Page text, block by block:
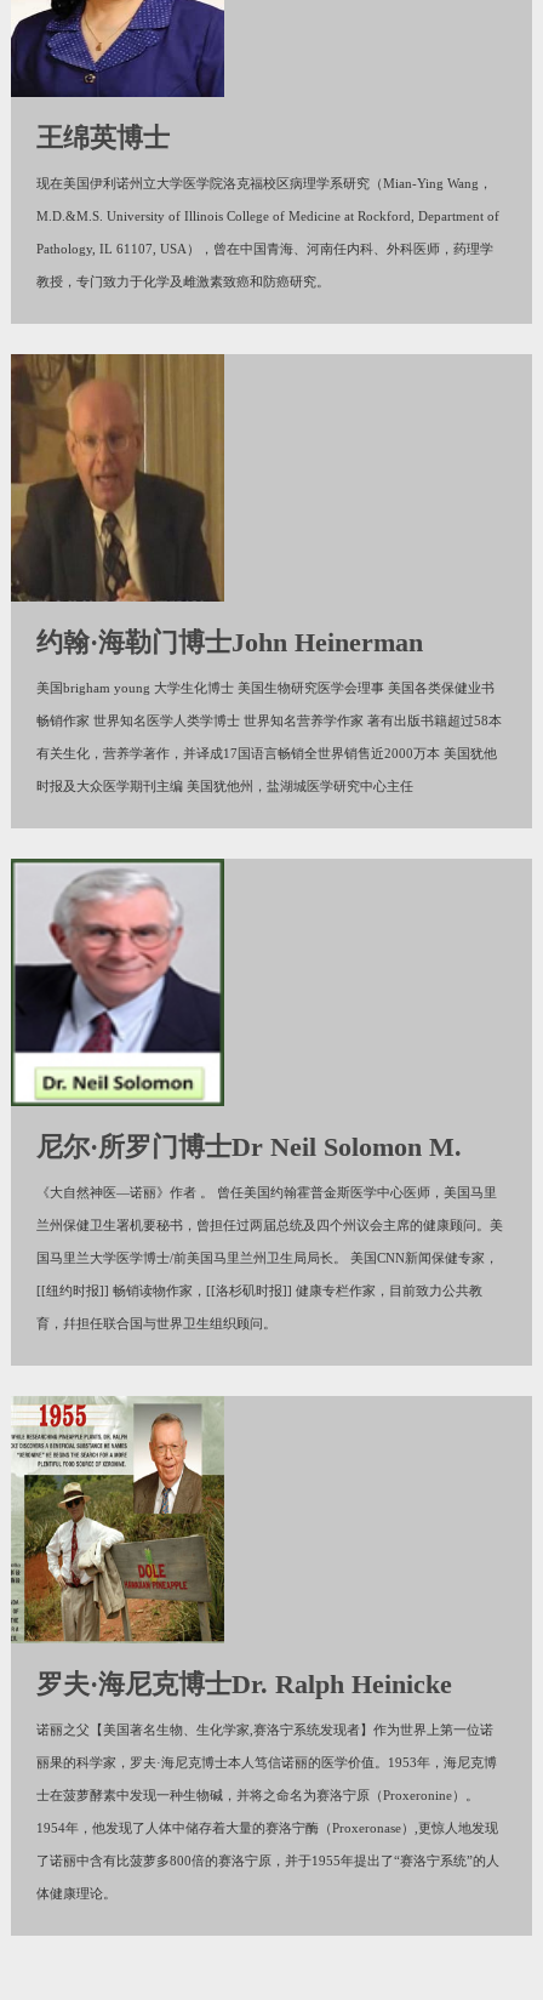
王绵英博士
现在美国伊利诺州立大学医学院洛克福校区病理学系研究（Mian-Ying Wang，
M.D.&M.S. University of Illinois College of Medicine at Rockford, Department of
Pathology, IL 61107, USA），曾在中国青海、河南任内科、外科医师，药理学
教授，专门致力于化学及雌激素致癌和防癌研究。
约翰·海勒门博士John Heinerman
美国brigham young 大学生化博士 美国生物研究医学会理事 美国各类保健业书
畅销作家 世界知名医学人类学博士 世界知名营养学作家 著有出版书籍超过58本
有关生化，营养学著作，并译成17国语言畅销全世界销售近2000万本 美国犹他
时报及大众医学期刊主编 美国犹他州，盐湖城医学研究中心主任
尼尔·所罗门博士Dr Neil Solomon M.
《大自然神医—诺丽》作者 。 曾任美国约翰霍普金斯医学中心医师，美国马里
兰州保健卫生署机要秘书，曾担任过两届总统及四个州议会主席的健康顾问。美
国马里兰大学医学博士/前美国马里兰州卫生局局长。 美国CNN新闻保健专家，
[[纽约时报]] 畅销读物作家，[[洛杉矶时报]] 健康专栏作家，目前致力公共教
育，幷担任联合国与世界卫生组织顾问。
罗夫·海尼克博士Dr. Ralph Heinicke
诺丽之父【美国著名生物、生化学家,赛洛宁系统发现者】作为世界上第一位诺
丽果的科学家，罗夫·海尼克博士本人笃信诺丽的医学价值。1953年，海尼克博
士在菠萝酵素中发现一种生物碱，并将之命名为赛洛宁原（Proxeronine）。
1954年，他发现了人体中储存着大量的赛洛宁酶（Proxeronase）,更惊人地发现
了诺丽中含有比菠萝多800倍的赛洛宁原，并于1955年提出了“赛洛宁系统”的人
体健康理论。